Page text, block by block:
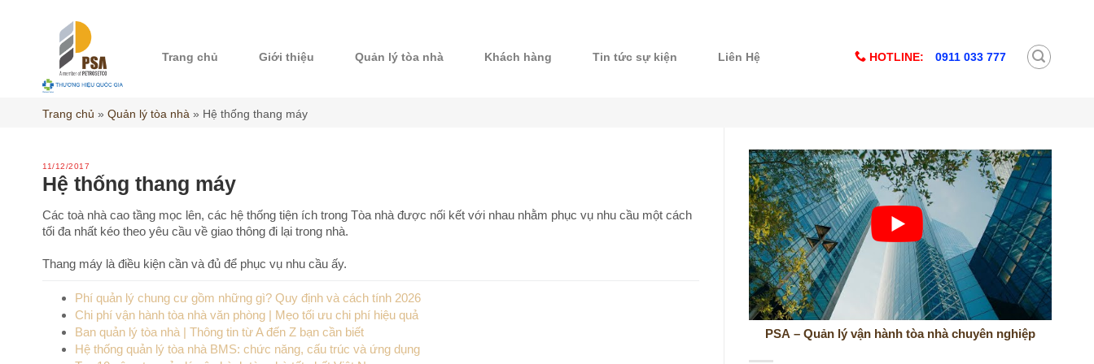
Trang chủ Giới thiệu Quản lý tòa nhà Khách hàng Tin tức sự kiện Liên Hệ HOTLINE: 0911 033 777
Trang chủ » Quản lý tòa nhà » Hệ thống thang máy
11/12/2017
Hệ thống thang máy
Các toà nhà cao tầng mọc lên, các hệ thống tiện ích trong Tòa nhà được nối kết với nhau nhằm phục vụ nhu cầu một cách
tối đa nhất kéo theo yêu cầu về giao thông đi lại trong nhà.
Thang máy là điều kiện cần và đủ để phục vụ nhu cầu ấy.
Phí quản lý chung cư gồm những gì? Quy định và cách tính 2026
Chi phí vận hành tòa nhà văn phòng | Mẹo tối ưu chi phí hiệu quả
Ban quản lý tòa nhà | Thông tin từ A đến Z bạn cần biết
Hệ thống quản lý tòa nhà BMS: chức năng, cấu trúc và ứng dụng
PSA – Quản lý vận hành tòa nhà chuyên nghiệp